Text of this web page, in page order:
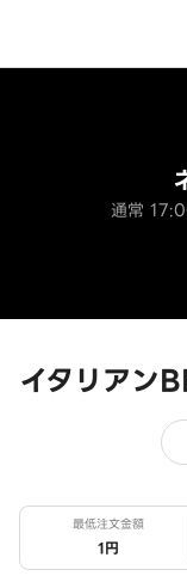
イタリア
通常
最低注文金額
1円